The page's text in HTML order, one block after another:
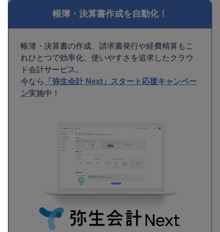
帳簿・決算書作成を自動化！
帳簿・決算書の作成、請求書発行や経費精算もこ
れひとつで効率化。使いやすさを追求したクラウ
ド会計サービス。
今なら
「弥生会計 Next」スタート応援キャンペー
ン実施中！